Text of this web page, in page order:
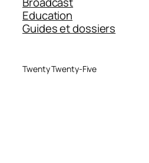
Education
Guides et dossiers
Twenty Twenty-Five